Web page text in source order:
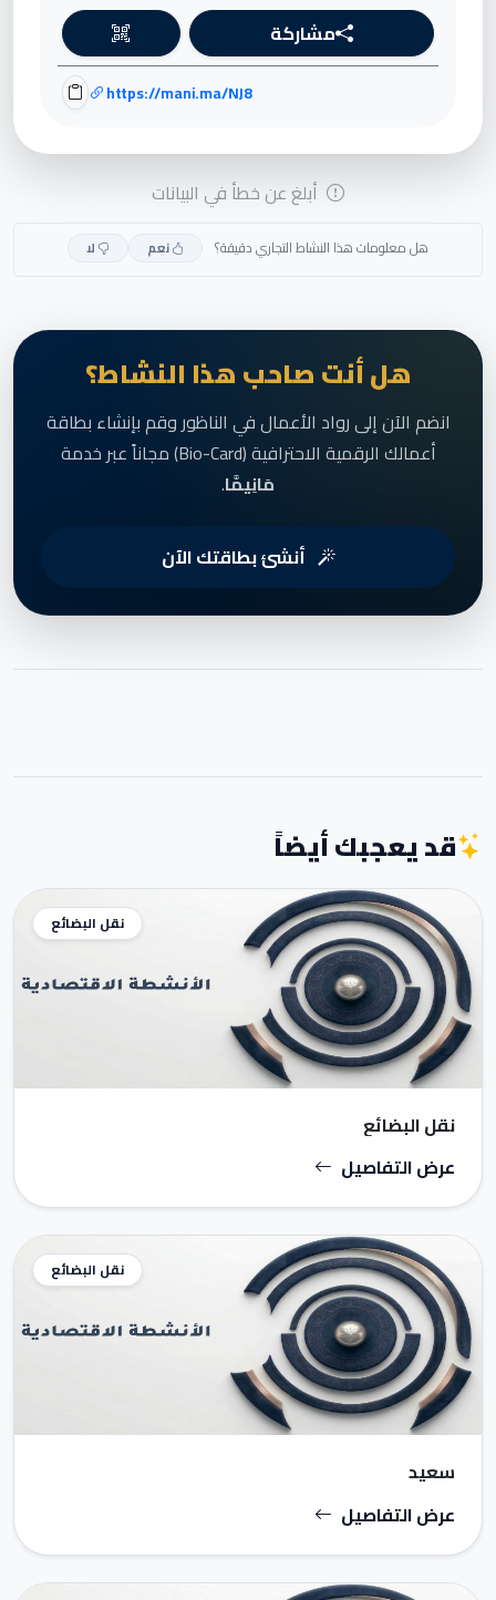
مشاركة
https://mani.ma/NJ8
أبلغ عن خطأ في البيانات
هل معلومات هذا النشاط التجاري دقيقة؟ نعم لا
هل أنت صاحب هذا النشاط؟
انضم الآن إلى رواد الأعمال في الناظور وقم بإنشاء بطاقة
أعمالك الرقمية الاحترافية (Bio-Card) مجاناً عبر خدمة
مَانِيمَّا.
أنشئ بطاقتك الآن
قد يعجبك أيضاً
نقل البضائع
نقل البضائع
عرض التفاصيل
نقل البضائع
سعيد
عرض التفاصيل